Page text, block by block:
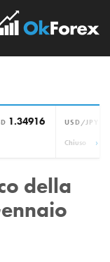
1.34916 USD/JPY
Chiuso ›
della